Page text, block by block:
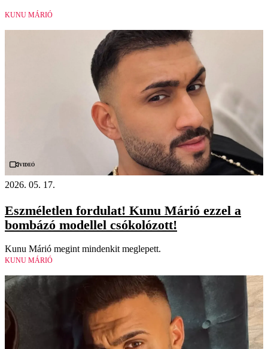
KUNU MÁRIÓ
Videó
2026. 05. 17.
Eszméletlen fordulat! Kunu Márió ezzel a
bombázó modellel csókolózott!
Kunu Márió megint mindenkit meglepett.
KUNU MÁRIÓ